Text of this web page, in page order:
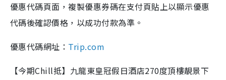
優惠代碼頁面，複製優惠券碼在支付頁貼上以顯示優惠
代碼後確認價格，以成功付款為準。
優惠代碼網址： Trip.com
【今期Chill抵】九龍東皇冠假日酒店270度頂樓靚景下